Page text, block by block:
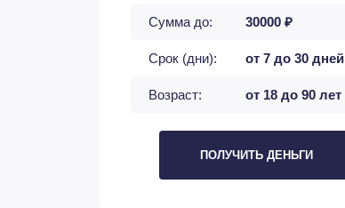
Сумма до: 30000 ₽
Срок (дни): от 7 до 30 дней
Возраст: от 18 до 90 лет
ПОЛУЧИТЬ ДЕНЬГИ